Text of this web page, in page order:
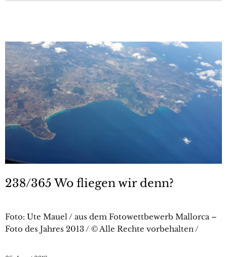
238/365 Wo fliegen wir denn?
Foto: Ute Mauel / aus dem Fotowettbewerb Mallorca –
Foto des Jahres 2013 / © Alle Rechte vorbehalten /